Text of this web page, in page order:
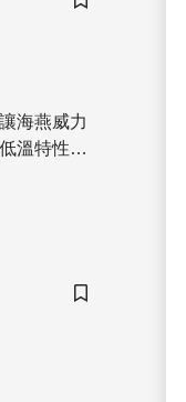
儲存書籤
海燕威力
溫特性，
儲存書籤